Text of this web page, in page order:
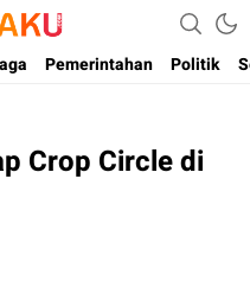
Maluku
Pemerintahan Politik
Crop Circle di